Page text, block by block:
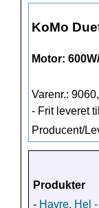
KoMo
Motor:
Varenr.:
- Frit leveret
Producent/
Produkter
- Havre, Hel